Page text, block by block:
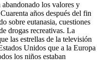
abandonado los valores y
años después del fin
sobre eutanasia, cuestiones
drogas recreativas. La
las estrellas de la televisión
Unidos que a la Europa
los niños estaban